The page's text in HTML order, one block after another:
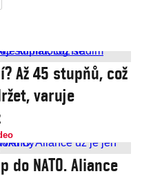
Až 45 stupňů, což
varuje
do NATO. Aliance